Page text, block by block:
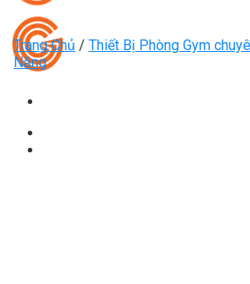
Trang Chủ / Thiết Bị Phòng Gym
Năng